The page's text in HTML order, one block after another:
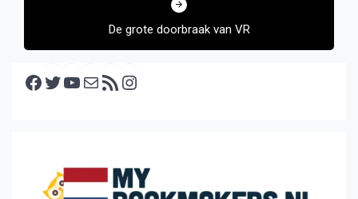
De grote doorbraak van VR
Facebook Twitter YouTube E-mail RSS feed